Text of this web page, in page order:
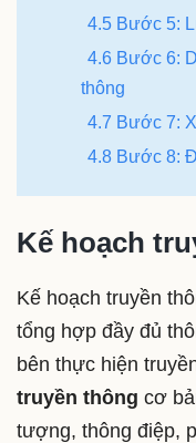
4.5 Bước 5:
4.6 Bước 6:
thông
4.7 Bước 7:
4.8 Bước 8:
Kế hoạch
Kế hoạch truyền
tổng hợp đầy đủ
bên thực hiện
truyền thông cơ
tượng, thông điệp,